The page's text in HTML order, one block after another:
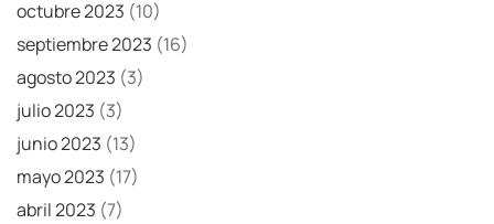
octubre 2023 (10)
septiembre 2023 (16)
agosto 2023 (3)
julio 2023 (3)
junio 2023 (13)
mayo 2023 (17)
abril 2023 (7)